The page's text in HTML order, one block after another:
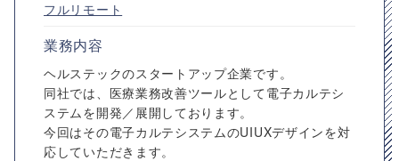
フルリモート
業務内容
ヘルステックのスタートアップ企業です。
同社では、医療業務改善ツールとして電子カルテシ
ステムを開発／展開しております。
今回はその電子カルテシステムのUIUXデザインを対
応していただきます。